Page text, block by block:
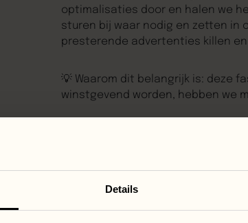
Details
optimalisaties door en halen we
sturen bij waar nodig en zetten in
presterende advertenties killen
💡 Waarom dit belangrijk is: deze
winstgevend worden, hebben we
Wat werkt, breiden we uit. In
Campagnes die converteren
naar de top 3. En we blijven
en conversie-optimalisatie.